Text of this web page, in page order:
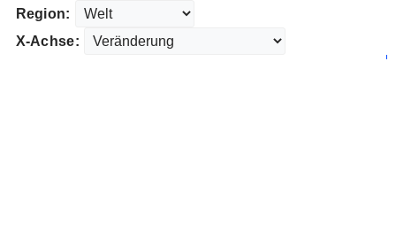
Region:
X-Achse: